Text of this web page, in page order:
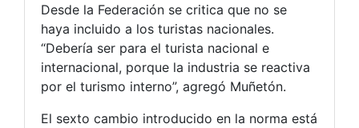
Desde la Federación se critica que no se
haya incluido a los turistas nacionales.
“Debería ser para el turista nacional e
internacional, porque la industria se reactiva
por el turismo interno”, agregó Muñetón.
El sexto cambio introducido en la norma está